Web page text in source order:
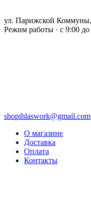
ул. Парижской
Режим работы · с 9:00
shopihlaswork@gmail.com
О магазине
Доставка
Оплата
Контакты